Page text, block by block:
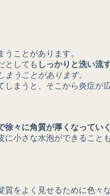
ことがあります。
としても しっかりと洗い流
まうことがあります。
まうと、そこから炎症が
々に角質が厚くなってい
小さな水泡ができること
をよく見せるために色々